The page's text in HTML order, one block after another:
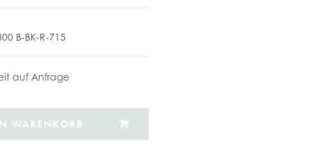
B-BK-R-715
auf Anfrage
WARENKORB